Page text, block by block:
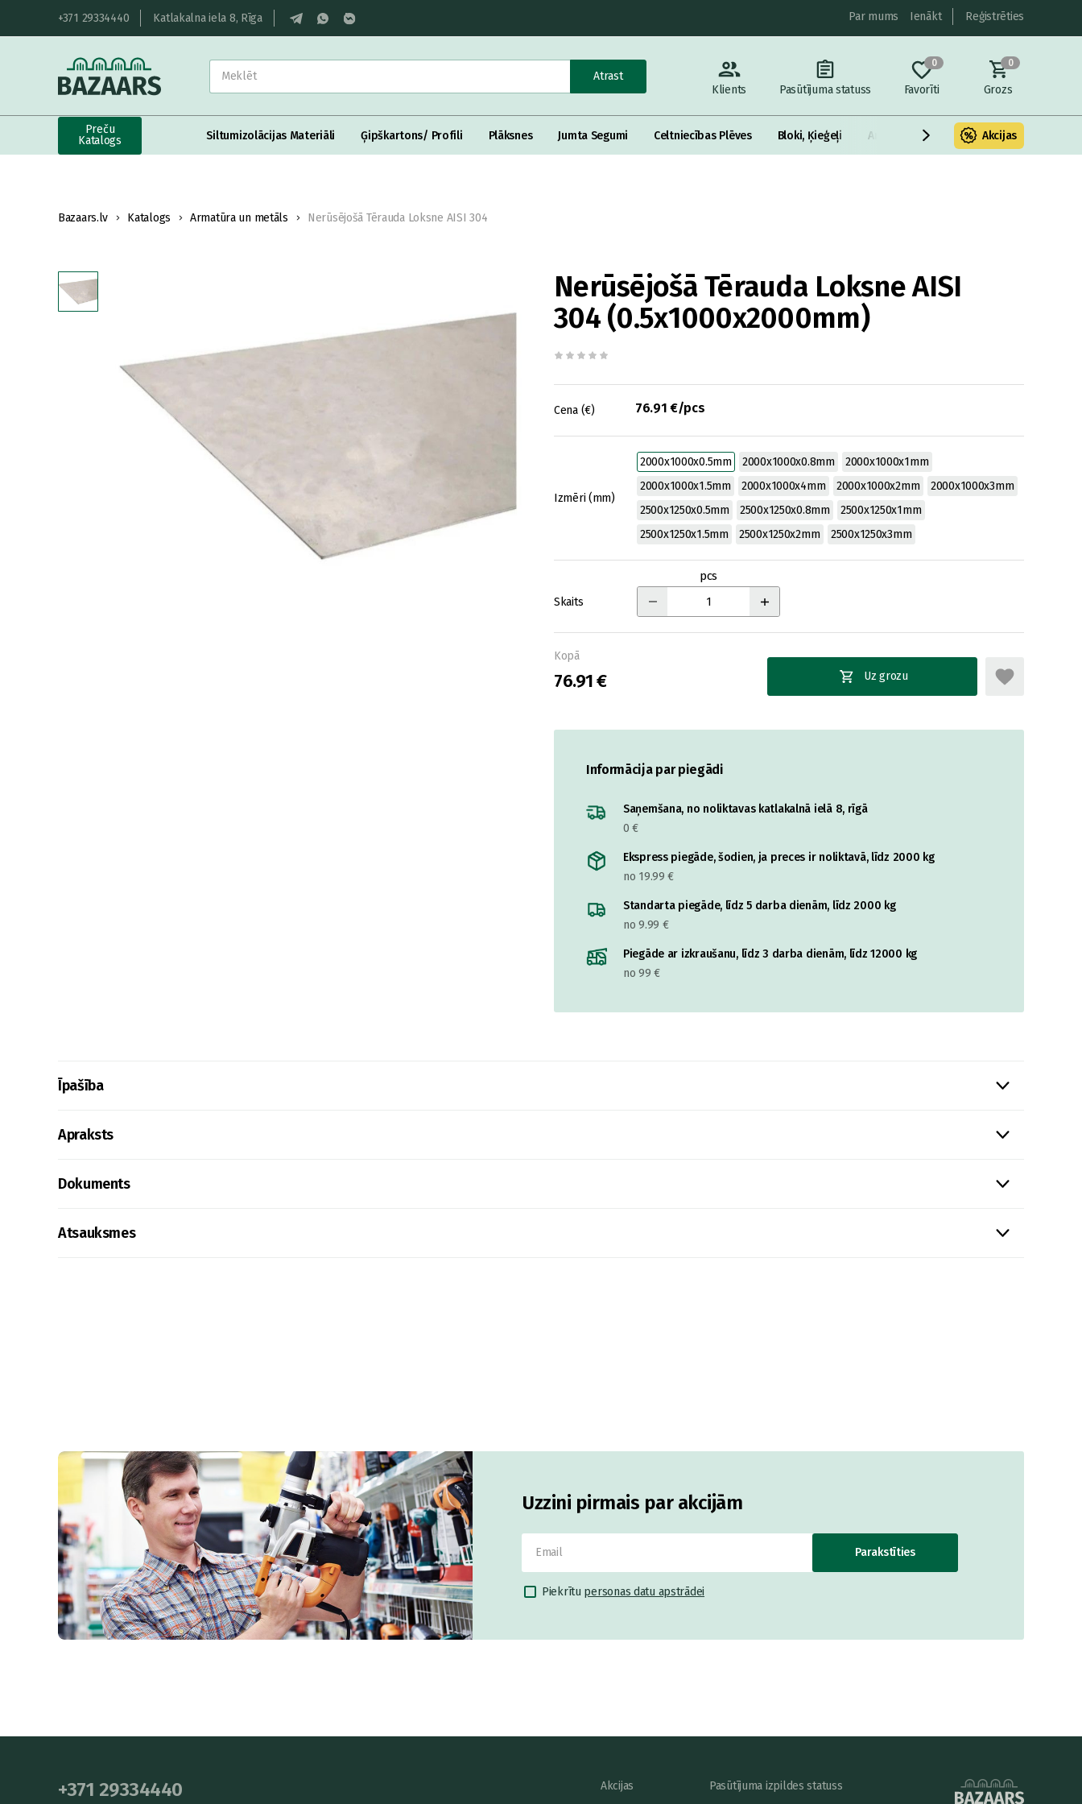
+371 29334440 Katlakalna iela 8, Rīga Par mums Ienākt Reģistrēties
Atrast
Klients
Pasūtījuma statuss
0
Favorīti
0
Grozs
Preču
Katalogs
Siltumizolācijas Materiāli Ģipškartons/ Profili Plāksnes Jumta Segumi Celtniecības Plēves Bloki, Ķieģeļi Armatūra un metāls Fasādes
Akcijas
Bazaars.lv Katalogs Armatūra un metāls Nerūsējošā Tērauda Loksne AISI 304
Nerūsējošā Tērauda Loksne AISI
304 (0.5x1000x2000mm)
Cena (€) 76.91 €/pcs
Izmēri (mm)
2000x1000x0.5mm 2000x1000x0.8mm
2000x1000x1mm
2000x1000x1.5mm
2000x1000x4mm 2000x1000x2mm
2000x1000x3mm
2500x1250x0.5mm
2500x1250x0.8mm
2500x1250x1mm
2500x1250x1.5mm
2500x1250x2mm 2500x1250x3mm
Skaits
pcs
Kopā
76.91 € Uz grozu
Informācija par piegādi
Saņemšana, no noliktavas katlakalnā ielā 8, rīgā
0 €
Ekspress piegāde, šodien, ja preces ir noliktavā, līdz 2000 kg
no 19.99 €
Standarta piegāde, līdz 5 darba dienām, līdz 2000 kg
no 9.99 €
Piegāde ar izkraušanu, līdz 3 darba dienām, līdz 12000 kg
no 99 €
Īpašība
Apraksts
Dokuments
Atsauksmes
Uzzini pirmais par akcijām
Parakstīties
Piekrītu personas datu apstrādei
+371 29334440 Akcijas Pasūtījuma izpildes statuss